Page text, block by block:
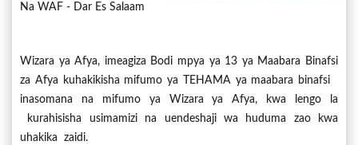
Na WAF - Dar Es Salaam
Wizara ya Afya, imeagiza Bodi mpya ya 13 ya Maabara Binafsi
za Afya kuhakikisha mifumo ya TEHAMA ya maabara binafsi
inasomana na mifumo ya Wizara ya Afya, kwa lengo la
kurahisisha usimamizi na uendeshaji wa huduma zao kwa
uhakika zaidi.